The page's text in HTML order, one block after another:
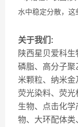
水中稳定分散，这
关于我们:
陕西星贝爱科
磷脂、高分子聚
米颗粒、纳米
荧光染料、荧
生物、点击化
物、大环配体类